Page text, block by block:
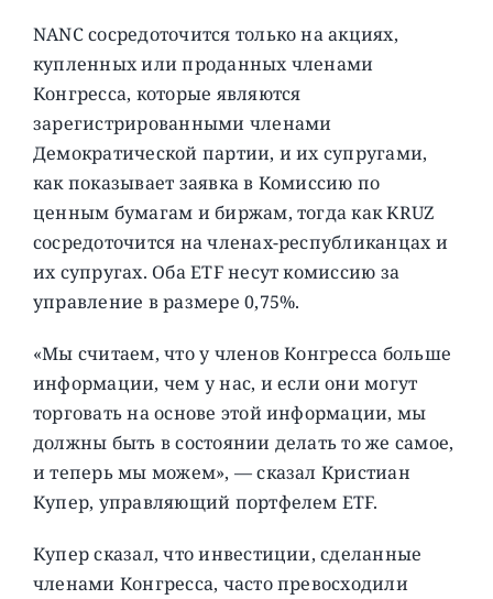
NANC сосредоточится только на акциях,
купленных или проданных членами
Конгресса, которые являются
зарегистрированными членами
Демократической партии, и их супругами,
как показывает заявка в Комиссию по
ценным бумагам и биржам, тогда как KRUZ
сосредоточится на членах-республиканцах и
их супругах. Оба ETF несут комиссию за
управление в размере 0,75%.
«Мы считаем, что у членов Конгресса больше
информации, чем у нас, и если они могут
торговать на основе этой информации, мы
должны быть в состоянии делать то же самое,
и теперь мы можем», — сказал Кристиан
Купер, управляющий портфелем ETF.
Купер сказал, что инвестиции, сделанные
членами Конгресса, часто превосходили